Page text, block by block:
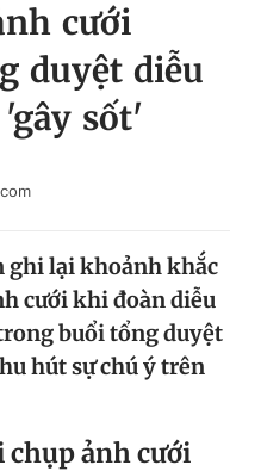
Magazine
cần biết
cưới
duyệt diễu
sốt'
ghi lại khoảnh khắc
cưới khi đoàn diễu
buổi tổng duyệt
hút sự chú ý trên
chụp ảnh cưới